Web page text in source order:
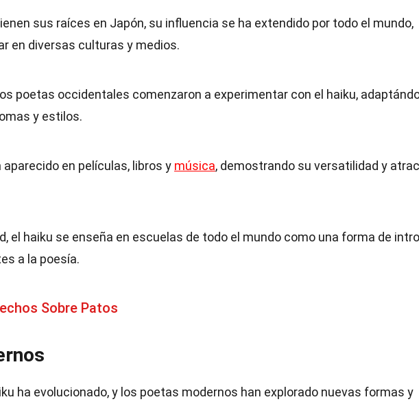
sus raíces en Japón, su influencia se ha extendido por todo el mundo,
en diversas culturas y medios.
poetas occidentales comenzaron a experimentar con el haiku,
y estilos.
aparecido en películas, libros y música, demostrando su versatilidad y
el haiku se enseña en escuelas de todo el mundo como una forma de
a la poesía.
Sobre Patos
ha evolucionado, y los poetas modernos han explorado nuevas formas y